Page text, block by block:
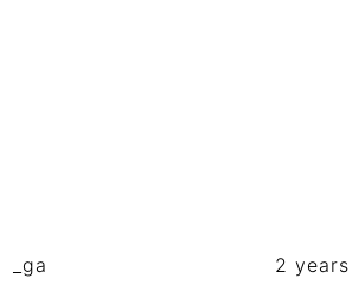
_ga 2 years